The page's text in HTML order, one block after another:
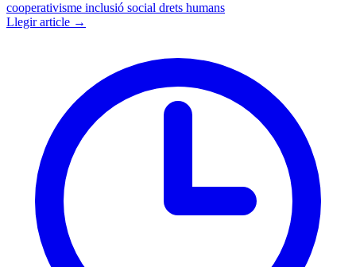
cooperativisme inclusió social drets humans
Llegir article →